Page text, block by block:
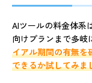
AIツールの料金体系
向けプランまで多岐
イアル期間の有無を
できるか試してみま